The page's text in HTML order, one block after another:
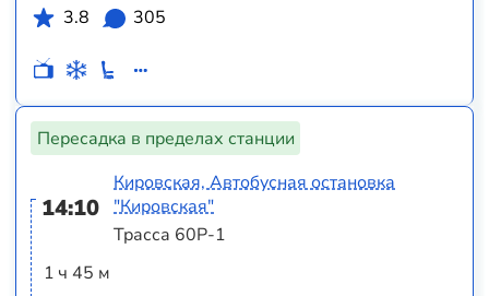
3.8
305
Пересадка в пределах станции
14:10
1 ч 45 м
Кировская, Автобусная остановка
"Кировская"
Трасса 60Р-1